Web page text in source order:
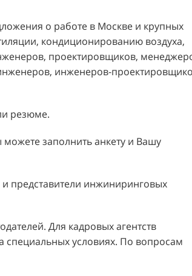
о работе в Москве и крупных
кондиционированию воздуха,
проектировщиков,
инженеров-
резюме.
заполнить анкету и Вашу
представители инжиниринговых
Для кадровых агентств
специальных условиях. По вопросам